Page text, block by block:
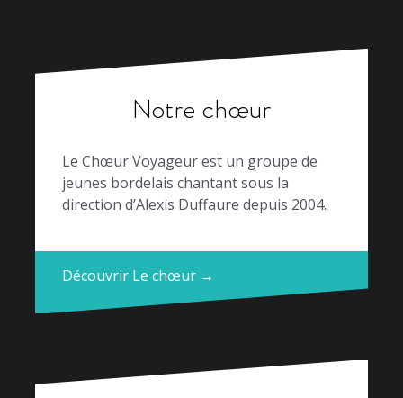
Notre chœur
Le Chœur Voyageur est un groupe de
jeunes bordelais chantant sous la
direction d’Alexis Duffaure depuis 2004.
Découvrir Le chœur →